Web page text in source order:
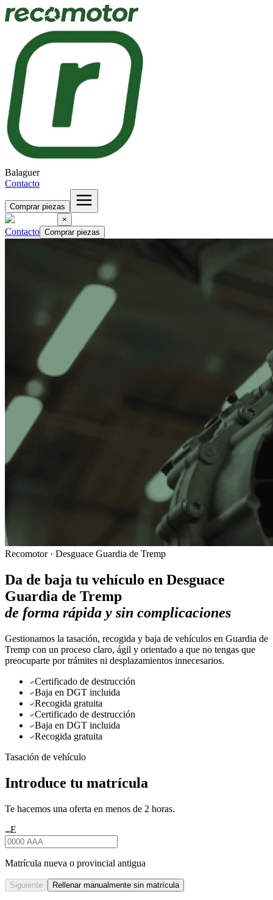
Balaguer
Contacto
Comprar piezas
×
Contacto Comprar piezas
Recomotor · Desguace Guardia de Tremp
Da de baja tu vehículo en Desguace
Guardia de Tremp
de forma rápida y sin complicaciones
Gestionamos la tasación, recogida y baja de vehículos en Guardia de
Tremp con un proceso claro, ágil y orientado a que no tengas que
preocuparte por trámites ni desplazamientos innecesarios.
Certificado de destrucción
Baja en DGT incluida
Recogida gratuita
Certificado de destrucción
Baja en DGT incluida
Recogida gratuita
Tasación de vehículo
Introduce tu matrícula
Te hacemos una oferta en menos de 2 horas.
★★★E
Matrícula nueva o provincial antigua
Siguiente Rellenar manualmente sin matrícula